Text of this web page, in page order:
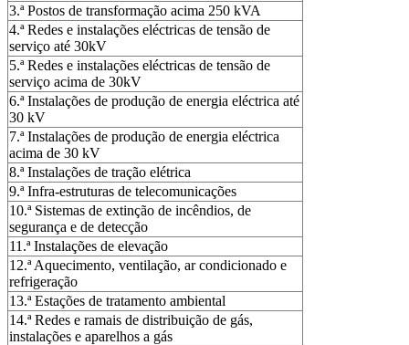
3.ª Postos de transformação acima 250 kVA
4.ª Redes e instalações eléctricas de tensão de
serviço até 30kV
5.ª Redes e instalações eléctricas de tensão de
serviço acima de 30kV
6.ª Instalações de produção de energia eléctrica até
30 kV
7.ª Instalações de produção de energia eléctrica
acima de 30 kV
8.ª Instalações de tração elétrica
9.ª Infra-estruturas de telecomunicações
10.ª Sistemas de extinção de incêndios, de
segurança e de detecção
11.ª Instalações de elevação
12.ª Aquecimento, ventilação, ar condicionado e
refrigeração
13.ª Estações de tratamento ambiental
14.ª Redes e ramais de distribuição de gás,
instalações e aparelhos a gás